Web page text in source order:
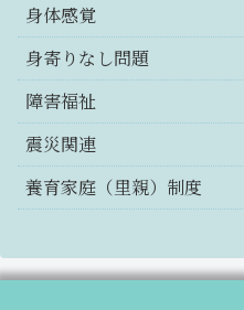
身体感覚
身寄りなし問題
障害福祉
震災関連
養育家庭（里親）制度